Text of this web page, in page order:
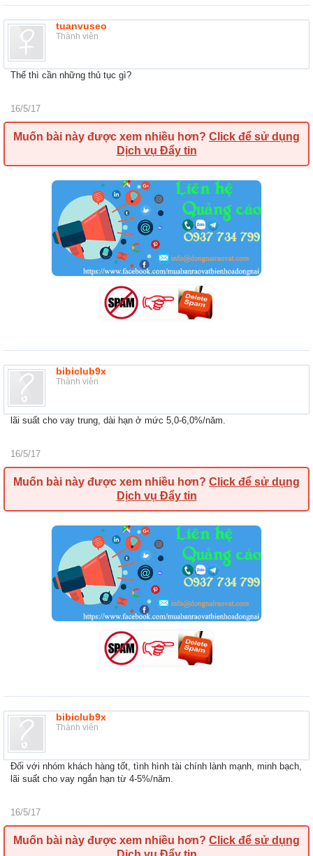
tuanvuseo
Thành viên
Thế thì cần những thủ tục gì?
16/5/17
Muốn bài này được xem nhiều hơn? Click để sử dụng
Dịch vụ Đẩy tin
bibiclub9x
Thành viên
lãi suất cho vay trung, dài hạn ở mức 5,0-6,0%/năm.
16/5/17
Muốn bài này được xem nhiều hơn? Click để sử dụng
Dịch vụ Đẩy tin
bibiclub9x
Thành viên
Đối với nhóm khách hàng tốt, tình hình tài chính lành mạnh, minh bạch,
lãi suất cho vay ngắn hạn từ 4-5%/năm.
16/5/17
Muốn bài này được xem nhiều hơn? Click để sử dụng